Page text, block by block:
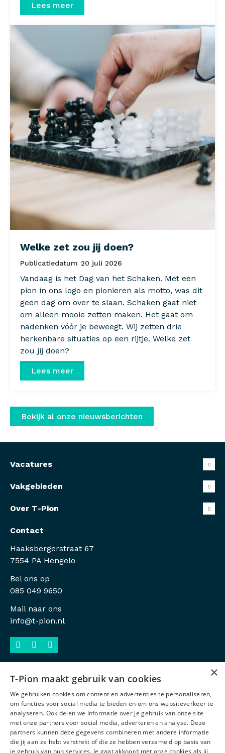
Lees meer
Welke zet zou jij doen?
Publicatiedatum 20 juli 2026
Vandaag is het Dag van het Schaken. Met een
pion in ons logo en pionieren als motto, was dit
geen dag om over te slaan. Schaken gaat niet
om alleen mooie zetten maken. Het gaat om
nadenken vóór je beweegt. Wij zetten drie
herkenbare situaties op een rijtje. Welke zet
zou jij doen?
Lees meer
Bekijk al onze nieuwsberichten
Vacatures
Vakgebieden
Over T-Pion
Contact
Haaksbergerstraat 67
7554 PA Hengelo
Bel ons op
085 049 9650
Mail naar ons
info@t-pion.nl
Sitemap
Privacy
Antidiscriminatiebeleid
Voorwaarden
×
T-Pion maakt gebruik van cookies
We gebruiken cookies om content en advertenties te personaliseren,
om functies voor social media te bieden en om ons websiteverkeer te
analyseren. Ook delen we informatie over je gebruik van onze site
met onze partners voor social media, adverteren en analyse. Deze
partners kunnen deze gegevens combineren met andere informatie
die jij aan ze hebt verstrekt of die ze hebben verzameld op basis van
je gebruik van hun services. Je gaat akkoord met onze cookies als jij